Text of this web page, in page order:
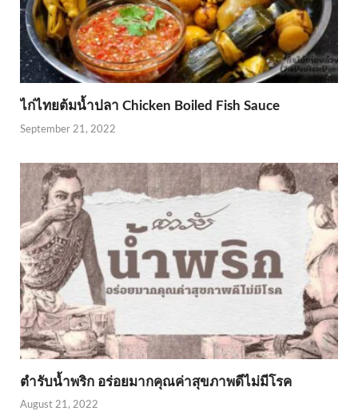
ไก่ไทยต้มน้ำปลา Chicken Boiled Fish Sauce
September 21, 2022
ตำรับน้ำพริก อร่อยมากคุณค่าสุขภาพดีไม่มีโรค
August 21, 2022